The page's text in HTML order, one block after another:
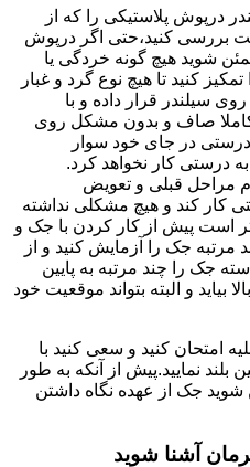
درپوش پلاستیکی را که از
بررسی کنید،حتی اگر درپوش
شوید هیچ گونه خردگی یا
کنید تا هیچ نوع گرد و غبار
سیلندر قرار داده و با
کاملا صاف و بدون مشکل روی
درستی در جای خود سوار
درستی کار نخواهد کرد.
مراحل قبلی و تعویض
کار کند و هیچ مشکلی نداشته
است پیش از کار کردن با جک و
مرتبه جک را آزمایش کنید و از
جک را چند مرتبه به پایین
بیاید و البته بتواند موقعیت خود
امتحان کنید و سعی کنید با
نمایید.پیش از آنکه به طور
جک از عهده نگاه داشتن